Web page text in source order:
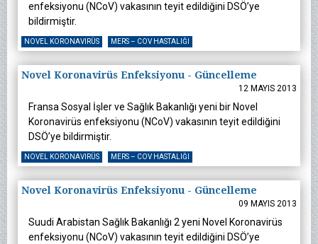
enfeksiyonu (NCoV) vakasının teyit edildiğini DSÖ’ye
bildirmiştir.
NOVEL KORONAVIRÜS MERS – COV HASTALIĞI
Novel Koronavirüs Enfeksiyonu - Güncelleme
12 MAYIS 2013
Fransa Sosyal İşler ve Sağlık Bakanlığı yeni bir Novel
Koronavirüs enfeksiyonu (NCoV) vakasının teyit edildiğini
DSÖ’ye bildirmiştir.
NOVEL KORONAVIRÜS MERS – COV HASTALIĞI
Novel Koronavirüs Enfeksiyonu - Güncelleme
09 MAYIS 2013
Suudi Arabistan Sağlık Bakanlığı 2 yeni Novel Koronavirüs
enfeksiyonu (NCoV) vakasının teyit edildiğini DSÖ’ye